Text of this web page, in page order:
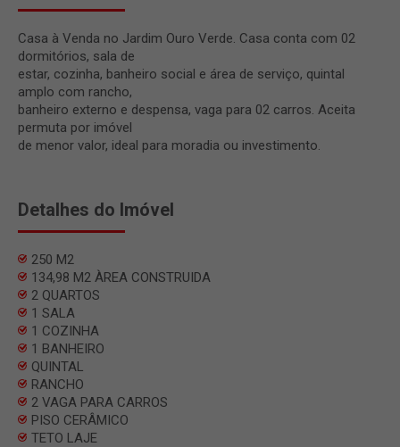
Casa à Venda no Jardim Ouro Verde. Casa conta com 02
dormitórios, sala de
estar, cozinha, banheiro social e área de serviço, quintal
amplo com rancho,
banheiro externo e despensa, vaga para 02 carros. Aceita
permuta por imóvel
de menor valor, ideal para moradia ou investimento.
Detalhes do Imóvel
250 M2
134,98 M2 ÀREA CONSTRUIDA
2 QUARTOS
1 SALA
1 COZINHA
1 BANHEIRO
QUINTAL
RANCHO
2 VAGA PARA CARROS
PISO CERÂMICO
TETO LAJE